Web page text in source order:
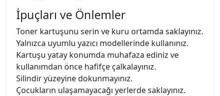
İpuçları ve Önlemler
Toner kartuşunu serin ve kuru ortamda saklayınız.
Yalnızca uyumlu yazıcı modellerinde kullanınız.
Kartuşu yatay konumda muhafaza ediniz ve
kullanımdan önce hafifçe çalkalayınız.
Silindir yüzeyine dokunmayınız.
Çocukların ulaşamayacağı yerlerde saklayınız.